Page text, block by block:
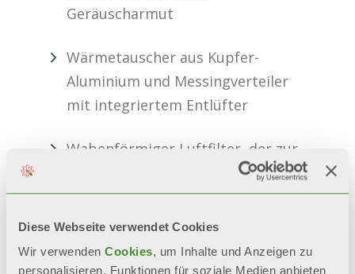
Diese Webseite verwendet Cookies
Wir verwenden Cookies, um Inhalte und Anzeigen zu
personalisieren, Funktionen für soziale Medien anbieten
Geräuscharmut
Wärmetauscher aus Kupfer-
Aluminium und Messingverteiler
mit integriertem Entlüfter
Wabenförmiger Luftfilter, der zur
herausgenommen werden kann
Eurokonus. Versionen mit rechten